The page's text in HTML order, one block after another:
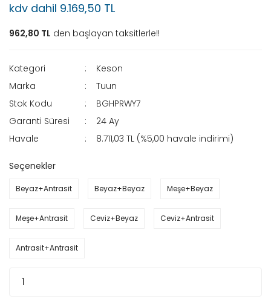
kdv dahil 9.169,50 TL
962,80 TL den başlayan taksitlerle!!
Kategori
Keson
Marka
Tuun
Stok Kodu
BGHPRWY7
Garanti Süresi
24 Ay
Havale
8.711,03 TL (%5,00 havale indirimi)
Seçenekler
Beyaz+Antrasit Beyaz+Beyaz Meşe+Beyaz
Meşe+Antrasit Ceviz+Beyaz Ceviz+Antrasit
Antrasit+Antrasit